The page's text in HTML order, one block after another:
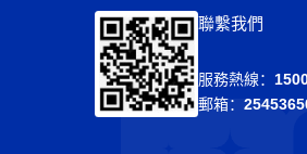
聯繫我們
服務熱線：
郵箱：